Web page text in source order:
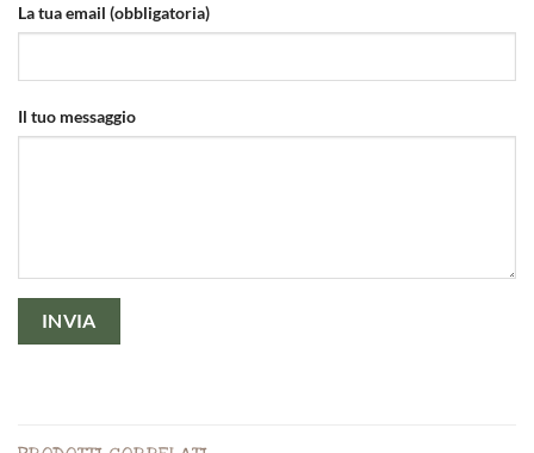
La tua email (obbligatoria)
Il tuo messaggio